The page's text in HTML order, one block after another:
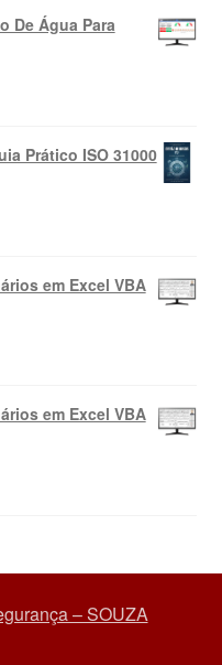
De Água Para
Prático ISO 31000
em Excel VBA
em Excel VBA
– SOUZA